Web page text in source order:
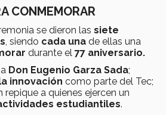
CONMEMORAR
se dieron las siete
, siendo cada una de ellas una
durante el 77 aniversario.
Don Eugenio Garza Sada;
innovación como parte del Tec;
a quienes ejercen un
estudiantiles.